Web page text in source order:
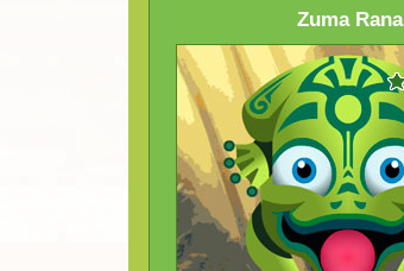
Zuma Rana